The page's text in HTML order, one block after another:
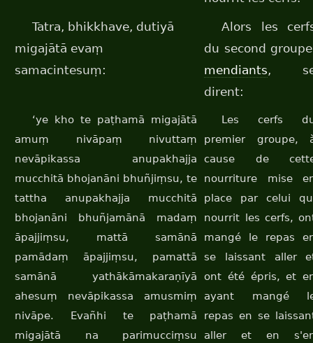
Tatra, bhikkhave, dutiyā
migajātā evaṃ
samacintesuṃ:
Alors les
du second
mendiants,
dirent:
‘ye kho te paṭhamā migajātā
amuṃ nivāpaṃ nivuttaṃ
nevāpikassa anupakhajja
mucchitā bhojanāni bhuñjiṃsu, te
tattha anupakhajja mucchitā
bhojanāni bhuñjamānā madaṃ
āpajjiṃsu, mattā samānā
pamādaṃ āpajjiṃsu, pamattā
samānā yathākāmakaraṇīyā
ahesuṃ nevāpikassa amusmiṃ
nivāpe. Evañhi te paṭhamā
migajātā na parimucciṃsu
Les cerfs
premier groupe,
cause de
nourriture mise
place par celui
nourrit les cerfs,
mangé le repas
se laissant aller
ont été épris, et
ayant mangé
repas en se
aller et en